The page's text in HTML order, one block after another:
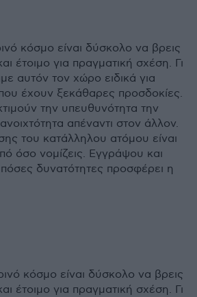
κόσμο είναι δύσκολο να βρεις
έτοιμο για πραγματική σχέση. Γι
αυτόν τον χώρο ειδικά για
έχουν ξεκάθαρες προσδοκίες.
την υπευθυνότητα την
απέναντι στον άλλον.
του κατάλληλου ατόμου είναι
όσο νομίζεις. Εγγράψου και
δυνατότητες προσφέρει η
κόσμο είναι δύσκολο να βρεις
έτοιμο για πραγματική σχέση. Γι